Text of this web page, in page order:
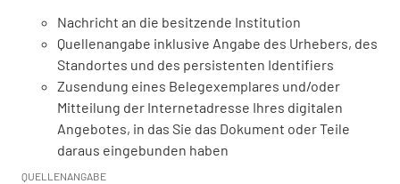
Nachricht an die besitzende Institution
Quellenangabe inklusive Angabe des Urhebers, des
Standortes und des persistenten Identifiers
Zusendung eines Belegexemplares und/oder
Mitteilung der Internetadresse Ihres digitalen
Angebotes, in das Sie das Dokument oder Teile
daraus eingebunden haben
QUELLENANGABE